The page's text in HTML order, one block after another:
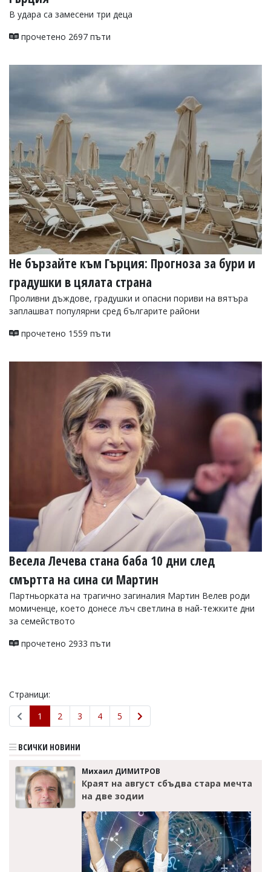
В удара са замесени три деца
прочетено 2697 пъти
Не бързайте към Гърция: Прогноза за бури и
градушки в цялата страна
Проливни дъждове, градушки и опасни пориви на вятъра
заплашват популярни сред българите райони
прочетено 1559 пъти
Весела Лечева стана баба 10 дни след
смъртта на сина си Мартин
Партньорката на трагично загиналия Мартин Велев роди
момиченце, което донесе лъч светлина в най-тежките дни
за семейството
прочетено 2933 пъти
Страници:
1
2 3 4 5
ВСИЧКИ НОВИНИ
Михаил ДИМИТРОВ
Краят на август сбъдва стара мечта
на две зодии